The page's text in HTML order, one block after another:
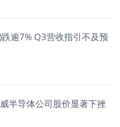
逾7% Q3营收指引不及预
半导体公司股价显著下挫